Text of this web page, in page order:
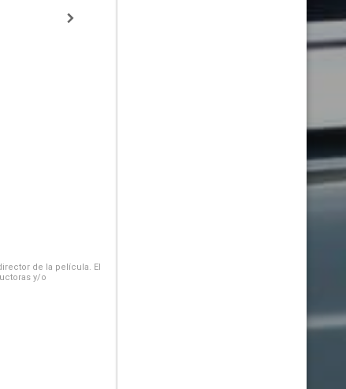
de la película. El
y/o